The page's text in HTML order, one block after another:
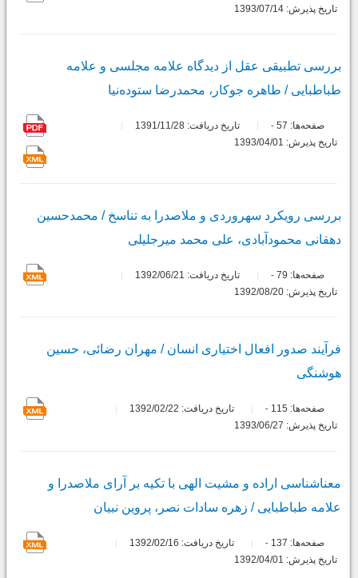
تاریخ پذیرش: 1393/07/14
بررسی تطبیقی عقل از دیدگاه علامه مجلسی و علامه
طباطبایی / طاهره جوکار، محمدرضا ستوده‌نیا
صفحه‌ها: 57
-
تاریخ دریافت: 1391/11/28
تاریخ پذیرش: 1393/04/01
بررسی رویکرد سهروردی و ملاصدرا به تناسخ / محمدحسین
دهقانی محمودآبادی، علی محمد میرجلیلی
صفحه‌ها: 79
-
تاریخ دریافت: 1392/06/21
تاریخ پذیرش: 1392/08/20
فرآیند صدور افعال اختیاری انسان / مهران رضائی، حسین
هوشنگی
صفحه‌ها: 115
-
تاریخ دریافت: 1392/02/22
تاریخ پذیرش: 1393/06/27
معناشناسی اراده و مشیت الهی با تکیه بر آرای ملاصدرا و
علامه طباطبایی / زهره سادات نصر، پروین نبیان
صفحه‌ها: 137
-
تاریخ دریافت: 1392/02/16
تاریخ پذیرش: 1392/04/01